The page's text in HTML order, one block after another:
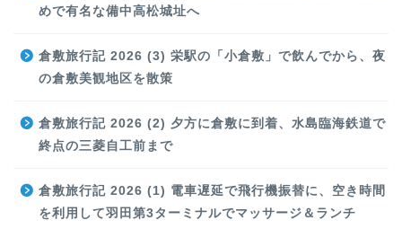
めで有名な備中高松城址へ
倉敷旅行記 2026 (3) 栄駅の「小倉敷」で飲んでから、夜
の倉敷美観地区を散策
倉敷旅行記 2026 (2) 夕方に倉敷に到着、水島臨海鉄道で
終点の三菱自工前まで
倉敷旅行記 2026 (1) 電車遅延で飛行機振替に、空き時間
を利用して羽田第3ターミナルでマッサージ＆ランチ